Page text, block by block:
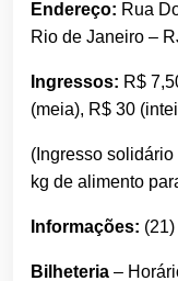
Endereço: Rua
Rio de Janeiro –
Ingressos: R$
(meia), R$ 30
(Ingresso
kg de alimento
Informações:
Bilheteria –